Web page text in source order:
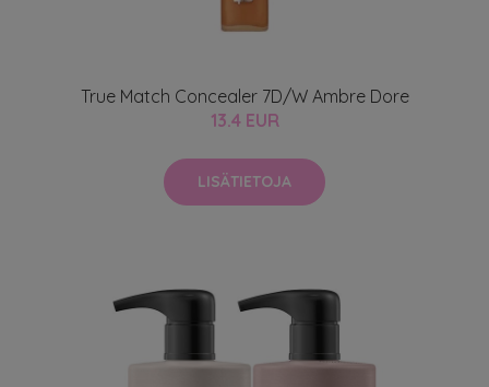
True Match Concealer 7D/W Ambre Dore
13.4 EUR
LISÄTIETOJA